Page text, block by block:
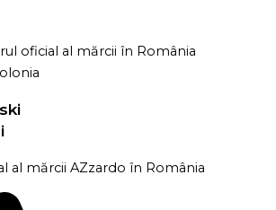
al mărcii AZzardo în România